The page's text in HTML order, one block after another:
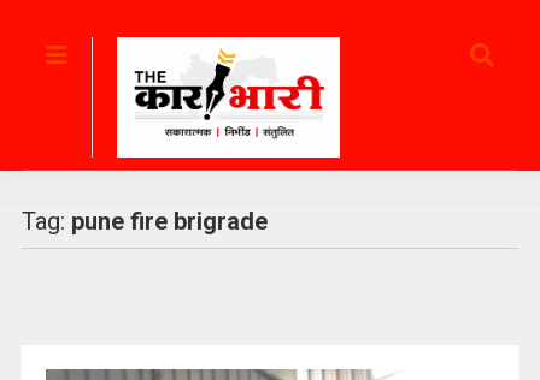
Tag: pune fire brigrade